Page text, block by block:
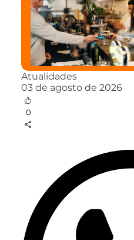
Atualidades
03 de agosto de 2026
0